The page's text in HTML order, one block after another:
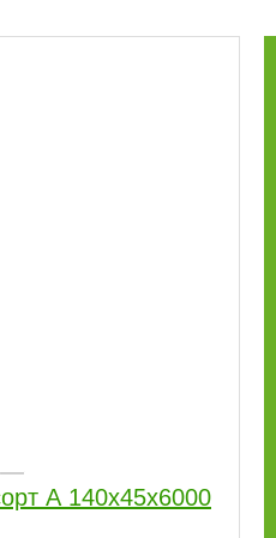
А 140x45x6000